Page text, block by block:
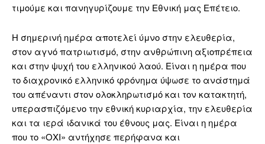
τιμούμε και πανηγυρίζουμε την Εθνική μας Επέτειο.
Η σημερινή ημέρα αποτελεί ύμνο στην ελευθερία,
στον αγνό πατριωτισμό, στην ανθρώπινη αξιοπρέπεια
και στην ψυχή του ελληνικού λαού. Είναι η ημέρα που
το διαχρονικό ελληνικό φρόνημα ύψωσε το ανάστημά
του απέναντι στον ολοκληρωτισμό και τον κατακτητή,
υπερασπιζόμενο την εθνική κυριαρχία, την ελευθερία
και τα ιερά ιδανικά του έθνους μας. Είναι η ημέρα
που το «ΟΧΙ» αντήχησε περήφανα και